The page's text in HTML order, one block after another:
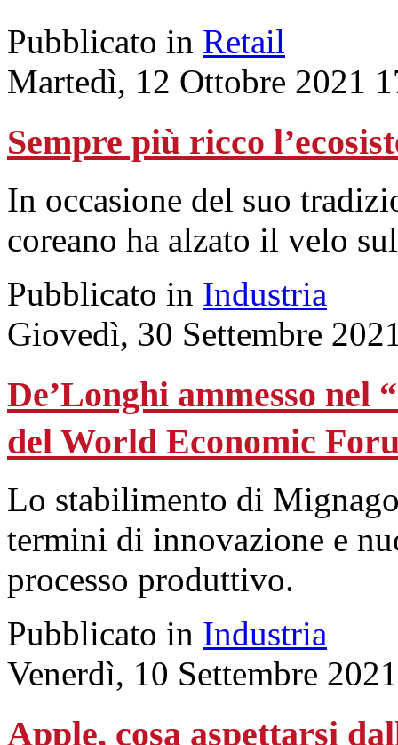
Pubblicato in Retail
Martedì, 12 Ottobre 2021
Sempre più ricco
In occasione del suo
coreano ha alzato il velo
Pubblicato in Industria
Giovedì, 30 Settembre
De’Longhi ammesso
del World Economic
Lo stabilimento di
termini di innovazione e
processo produttivo.
Pubblicato in Industria
Venerdì, 10 Settembre
Apple, cosa aspettarsi